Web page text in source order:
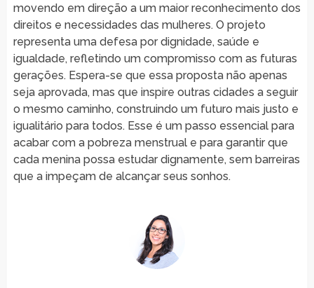
movendo em direção a um maior reconhecimento dos
direitos e necessidades das mulheres. O projeto
representa uma defesa por dignidade, saúde e
igualdade, refletindo um compromisso com as futuras
gerações. Espera-se que essa proposta não apenas
seja aprovada, mas que inspire outras cidades a seguir
o mesmo caminho, construindo um futuro mais justo e
igualitário para todos. Esse é um passo essencial para
acabar com a pobreza menstrual e para garantir que
cada menina possa estudar dignamente, sem barreiras
que a impeçam de alcançar seus sonhos.